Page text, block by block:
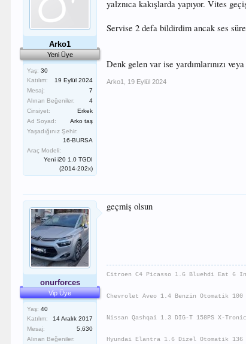
Arko1
Yeni Üye
Yaş: 30
Katılım:
19 Eylül 2024
Mesaj:
7
Alınan Beğeniler:
4
Cinsiyet:
Erkek
Ad Soyad:
Arko taş
Yaşadığınız Şehir:
16-BURSA
Araç Modeli:
Yeni i20 1.0 TGDI
(2014-202x)
yalznıca kakışlarda yapıyor. Vites
Servise 2 defa bildirdim ancak ses
Denk gelen var ise yardımlarınızı
Arko1 19 Eylül 2024
onurforces
Vip Üye
Yaş: 40
Katılım:
14 Aralık 2017
Mesaj:
5,630
Alınan Beğeniler:
geçmiş olsun
Citroen C4 Picasso 1.6 Bluehdi Eat 6
Chevrolet Aveo 1.4 Benzin Otomatik 100
Nissan Qashqai 1.3 DIG-T 158PS X-
Hyundai Elantra 1.6 Dizel Otomatik